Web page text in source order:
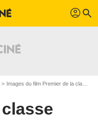
profil search
Images du film Premier de la classe